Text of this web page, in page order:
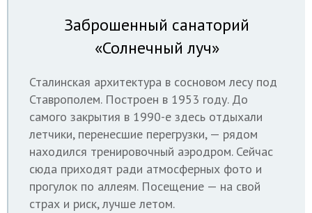
Заброшенный санаторий
«Солнечный луч»
Сталинская архитектура в сосновом лесу под
Ставрополем. Построен в 1953 году. До
самого закрытия в 1990-е здесь отдыхали
летчики, перенесшие перегрузки, — рядом
находился тренировочный аэродром. Сейчас
сюда приходят ради атмосферных фото и
прогулок по аллеям. Посещение — на свой
страх и риск, лучше летом.